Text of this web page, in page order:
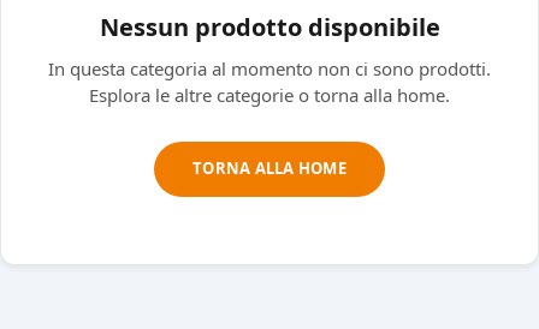
Nessun prodotto disponibile
In questa categoria al momento non ci sono prodotti.
Esplora le altre categorie o torna alla home.
TORNA ALLA HOME